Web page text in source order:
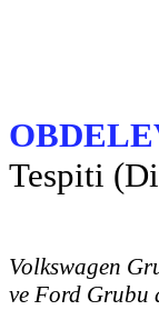
Tespiti
Volkswagen
ve Ford Grubu